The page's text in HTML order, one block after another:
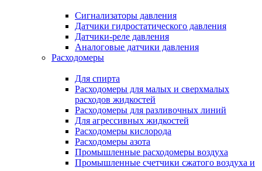
Сигнализаторы давления
Датчики гидростатического давления
Датчики-реле давления
Аналоговые датчики давления
Расходомеры
Для спирта
Расходомеры для малых и сверхмалых
расходов жидкостей
Расходомеры для разливочных линий
Для агрессивных жидкостей
Расходомеры кислорода
Расходомеры азота
Промышленные расходомеры воздуха
Промышленные счетчики сжатого воздуха и